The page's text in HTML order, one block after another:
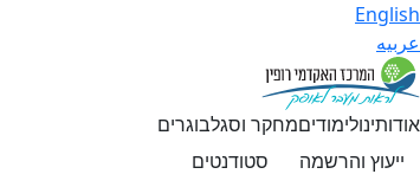
English
عربيه
אודותינולימודיםמחקר וסגלבוגרים
ייעוץ והרשמה
סטודנטים